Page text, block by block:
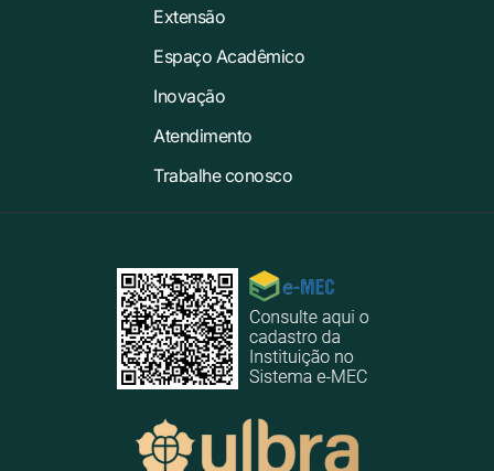
Extensão
Espaço Acadêmico
Inovação
Atendimento
Trabalhe conosco